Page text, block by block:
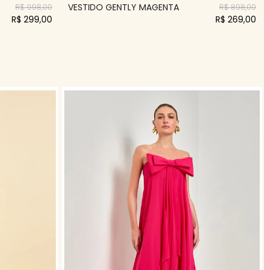
R$ 998,00
R$ 299,00
VESTIDO GENTLY MAGENTA R$ 898,00
R$ 269,00